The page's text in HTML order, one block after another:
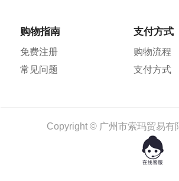
购物指南
免费注册
常见问题
支付方式
购物流程
支付方式
Copyright © 广州市索玛贸易